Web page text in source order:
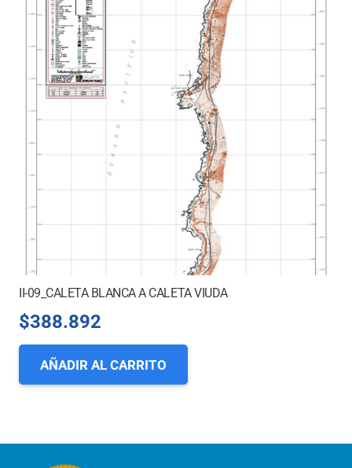
II-09_CALETA BLANCA A CALETA VIUDA
$388.892
AÑADIR AL CARRITO